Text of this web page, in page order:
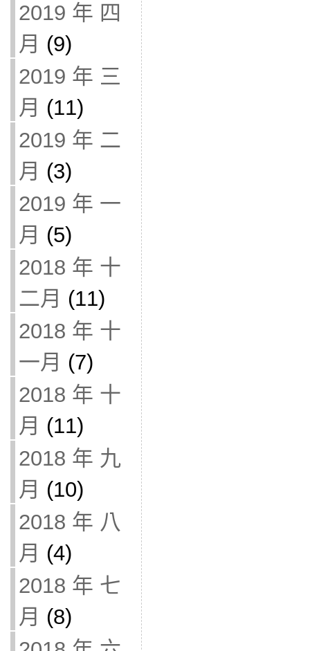
2019 年 四
月 (9)
2019 年 三
月 (11)
2019 年 二
月 (3)
2019 年 一
月 (5)
2018 年 十
二月 (11)
2018 年 十
一月 (7)
2018 年 十
月 (11)
2018 年 九
月 (10)
2018 年 八
月 (4)
2018 年 七
月 (8)